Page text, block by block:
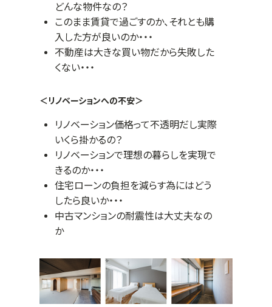
どんな物件なの？
このまま賃貸で過ごすのか、それとも購
入した方が良いのか・・・
不動産は大きな買い物だから失敗した
くない・・・
＜リノベーションへの不安＞
リノベーション価格って不透明だし実際
いくら掛かるの？
リノベーションで理想の暮らしを実現で
きるのか・・・
住宅ローンの負担を減らす為にはどう
したら良いか・・・
中古マンションの耐震性は大丈夫なの
か